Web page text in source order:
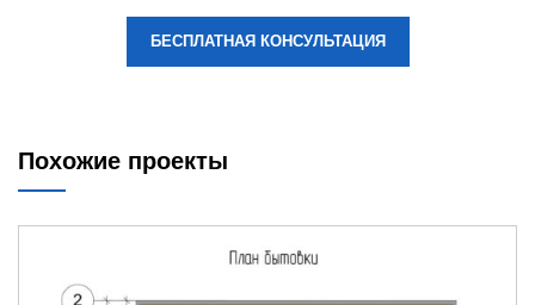
БЕСПЛАТНАЯ КОНСУЛЬТАЦИЯ
Похожие проекты